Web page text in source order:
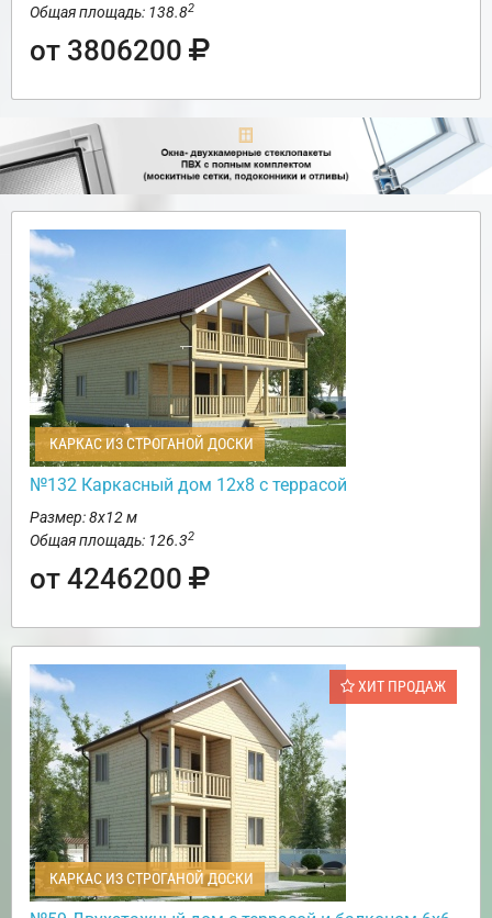
Общая площадь: 138.82
от 3806200
КАРКАС ИЗ СТРОГАНОЙ ДОСКИ
№132 Каркасный дом 12х8 с террасой
Размер: 8х12 м
Общая площадь: 126.32
от 4246200
ХИТ ПРОДАЖ
КАРКАС ИЗ СТРОГАНОЙ ДОСКИ